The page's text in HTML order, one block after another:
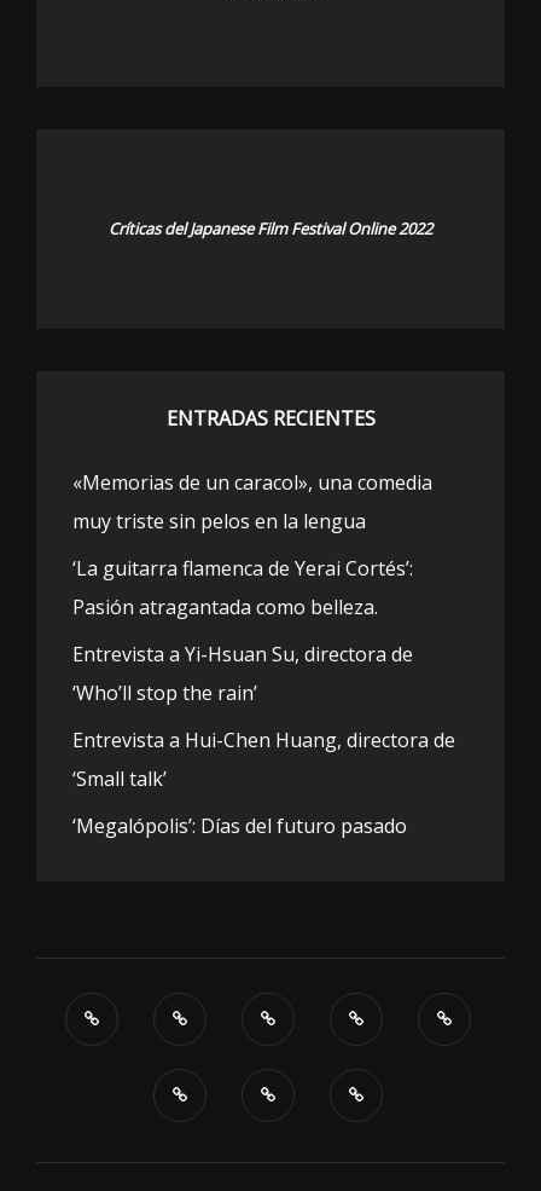
Críticas del Japanese Film Festival Online 2022
ENTRADAS RECIENTES
«Memorias de un caracol», una comedia
muy triste sin pelos en la lengua
‘La guitarra flamenca de Yerai Cortés’:
Pasión atragantada como belleza.
Entrevista a Yi-Hsuan Su, directora de
‘Who’ll stop the rain’
Entrevista a Hui-Chen Huang, directora de
‘Small talk’
‘Megalópolis’: Días del futuro pasado